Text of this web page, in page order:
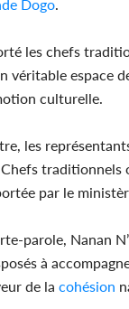
Dogo.
les chefs
véritable espace
culturelle.
les
traditionnels
par le
parole, Nanan
à
de la cohésion